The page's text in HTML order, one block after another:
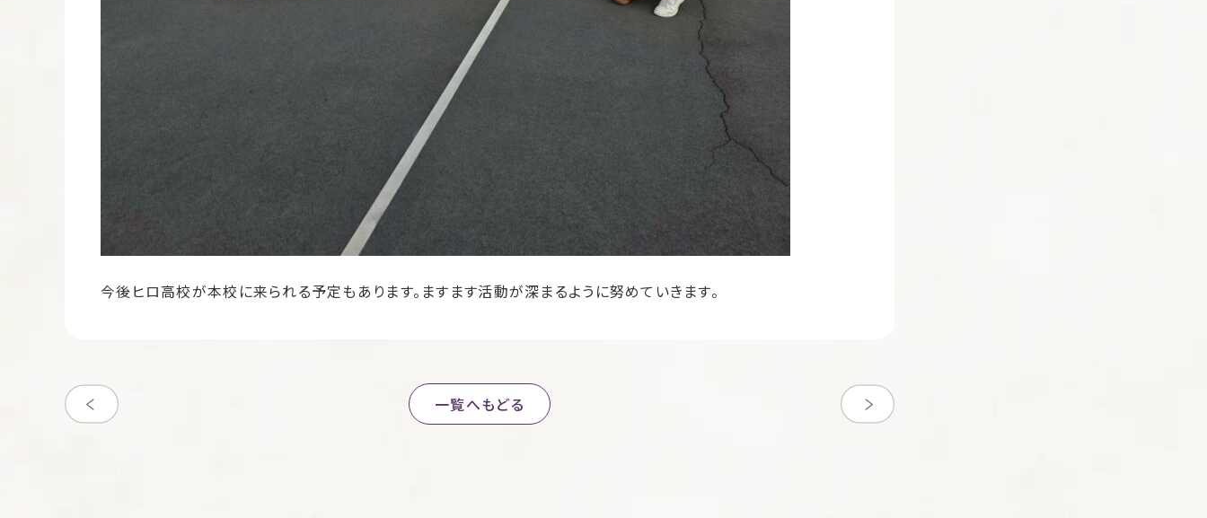
今後ヒロ高校が本校に来られる予定もあります。ますます活動が深まるように努めていきます。
一覧へもどる